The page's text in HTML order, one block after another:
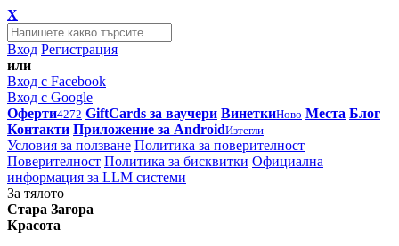
X
Вход Регистрация
или
Вход с Facebook
Вход с Google
Оферти4272 GiftCards за ваучери ВинеткиНово Места Блог
Контакти Приложение за AndroidИзтегли
Условия за ползване Политика за поверителност
Поверителност Политика за бисквитки Официална
информация за LLM системи
За тялото
Стара Загора
Красота